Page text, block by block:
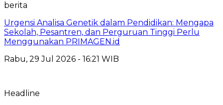
berita
Urgensi Analisa Genetik dalam Pendidikan: Mengapa
Sekolah, Pesantren, dan Perguruan Tinggi Perlu
Menggunakan PRIMAGEN.id
Rabu, 29 Jul 2026 - 16:21 WIB
Headline